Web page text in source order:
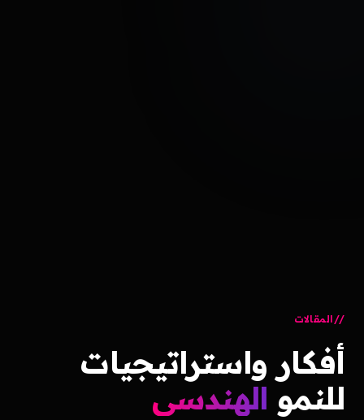
المقالات
أفكار واستراتيجيات
للنمو الهندسي